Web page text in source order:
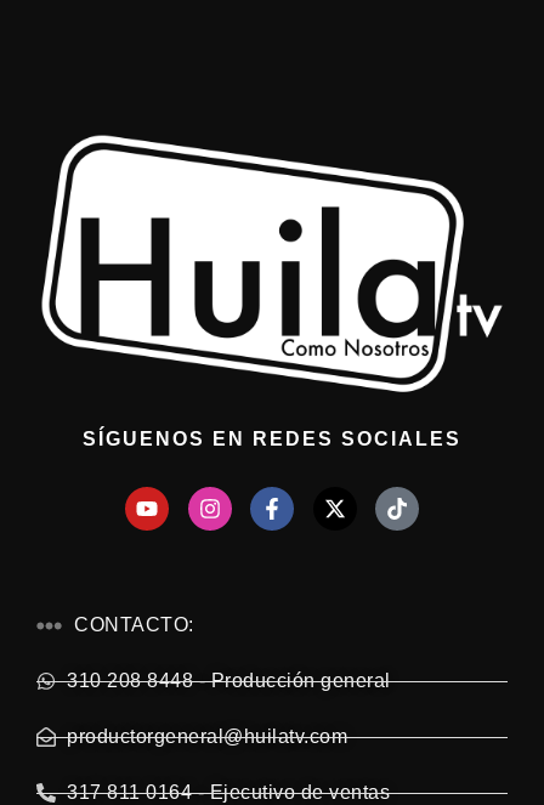
SÍGUENOS EN REDES SOCIALES
CONTACTO:
310 208 8448 - Producción general
productorgeneral@huilatv.com
317 811 0164 - Ejecutivo de ventas